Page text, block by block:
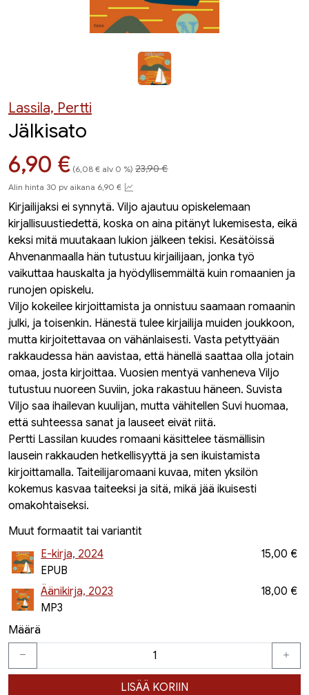
Lassila, Pertti
Jälkisato
Hinta nyt
6,90 € (6,08 € alv 0 %) 23,90 €
Alin hinta 30 pv aikana 6,90 €
Kirjailijaksi ei synnytä. Viljo ajautuu opiskelemaan
kirjallisuustiedettä, koska on aina pitänyt lukemisesta, eikä
keksi mitä muutakaan lukion jälkeen tekisi. Kesätöissä
Ahvenanmaalla hän tutustuu kirjailijaan, jonka työ
vaikuttaa hauskalta ja hyödyllisemmältä kuin romaanien ja
runojen opiskelu.
Viljo kokeilee kirjoittamista ja onnistuu saamaan romaanin
julki, ja toisenkin. Hänestä tulee kirjailija muiden joukkoon,
mutta kirjoitettavaa on vähänlaisesti. Vasta petyttyään
rakkaudessa hän aavistaa, että hänellä saattaa olla jotain
omaa, josta kirjoittaa. Vuosien mentyä vanheneva Viljo
tutustuu nuoreen Suviin, joka rakastuu häneen. Suvista
Viljo saa ihailevan kuulijan, mutta vähitellen Suvi huomaa,
että suhteessa sanat ja lauseet eivät riitä.
Pertti Lassilan kuudes romaani käsittelee täsmällisin
lausein rakkauden hetkellisyyttä ja sen ikuistamista
kirjoittamalla. Taiteilijaromaani kuvaa, miten yksilön
kokemus kasvaa taiteeksi ja sitä, mikä jää ikuisesti
omakohtaiseksi.
Muut formaatit tai variantit
E-kirja, 2024
EPUB
15,00 €
Äänikirja, 2023
MP3
18,00 €
Määrä
LISÄÄ KORIIN